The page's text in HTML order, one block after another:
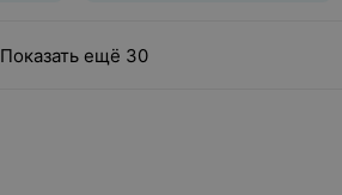
Показать ещё 30